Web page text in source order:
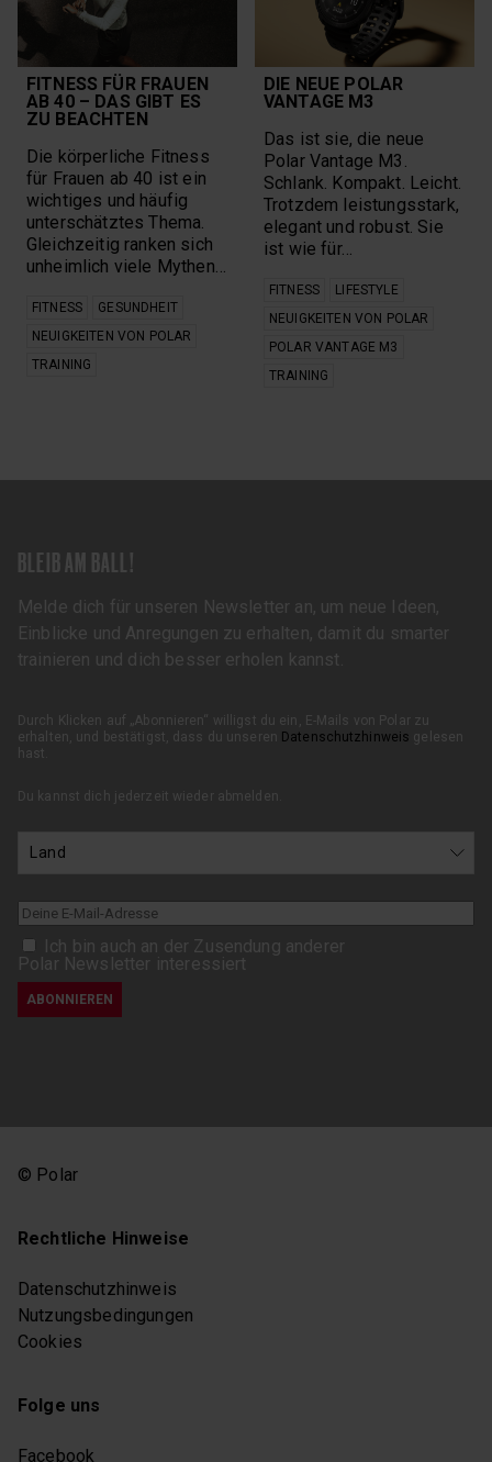
FITNESS FÜR FRAUEN
AB 40 – DAS GIBT ES
ZU BEACHTEN
Die körperliche Fitness
für Frauen ab 40 ist ein
wichtiges und häufig
unterschätztes Thema.
Gleichzeitig ranken sich
unheimlich viele Mythen…
FITNESS
GESUNDHEIT
NEUIGKEITEN VON POLAR
TRAINING
DIE NEUE POLAR
VANTAGE M3
Das ist sie, die neue
Polar Vantage M3.
Schlank. Kompakt. Leicht.
Trotzdem leistungsstark,
elegant und robust. Sie
ist wie für…
FITNESS
LIFESTYLE
NEUIGKEITEN VON POLAR
POLAR VANTAGE M3
TRAINING
BLEIB AM BALL!
Melde dich für unseren Newsletter an, um neue Ideen,
Einblicke und Anregungen zu erhalten, damit du smarter
trainieren und dich besser erholen kannst.
Durch Klicken auf „Abonnieren“ willigst du ein, E-Mails von Polar zu
erhalten, und bestätigst, dass du unseren Datenschutzhinweis gelesen
hast.
Du kannst dich jederzeit wieder abmelden.
Ich bin auch an der Zusendung anderer
Polar Newsletter interessiert
© Polar
Rechtliche Hinweise
Datenschutzhinweis
Nutzungsbedingungen
Cookies
Folge uns
Facebook